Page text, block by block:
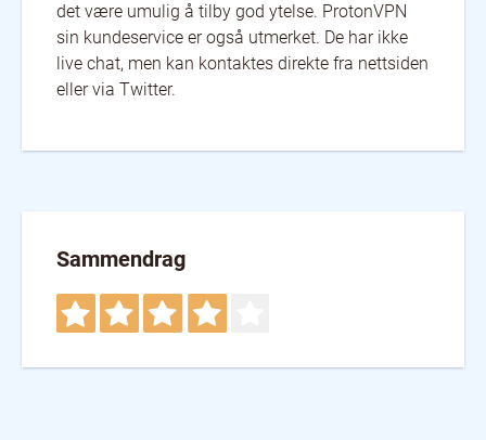
det være umulig å tilby god ytelse. ProtonVPN
sin kundeservice er også utmerket. De har ikke
live chat, men kan kontaktes direkte fra nettsiden
eller via Twitter.
Sammendrag